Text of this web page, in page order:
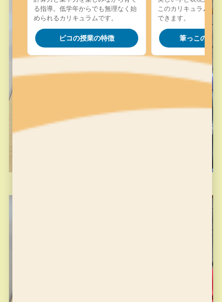
る指導。低学年からでも無理なく始
められるカリキュラムです。
ピコの授業の特徴
このカリキュラム。
できます。
筆っこの授